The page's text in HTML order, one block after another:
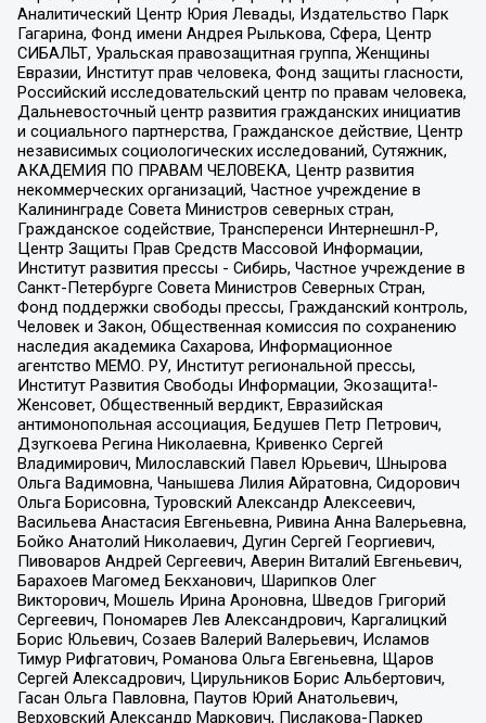
Аналитический Центр Юрия Левады, Издательство Парк
Гагарина, Фонд имени Андрея Рылькова, Сфера, Центр
СИБАЛЬТ, Уральская правозащитная группа, Женщины
Евразии, Институт прав человека, Фонд защиты гласности,
Российский исследовательский центр по правам человека,
Дальневосточный центр развития гражданских инициатив
и социального партнерства, Гражданское действие, Центр
независимых социологических исследований, Сутяжник,
АКАДЕМИЯ ПО ПРАВАМ ЧЕЛОВЕКА, Центр развития
некоммерческих организаций, Частное учреждение в
Калининграде Совета Министров северных стран,
Гражданское содействие, Трансперенси Интернешнл-Р,
Центр Защиты Прав Средств Массовой Информации,
Институт развития прессы - Сибирь, Частное учреждение в
Санкт-Петербурге Совета Министров Северных Стран,
Фонд поддержки свободы прессы, Гражданский контроль,
Человек и Закон, Общественная комиссия по сохранению
наследия академика Сахарова, Информационное
агентство МЕМО. РУ, Институт региональной прессы,
Институт Развития Свободы Информации, Экозащита!-
Женсовет, Общественный вердикт, Евразийская
антимонопольная ассоциация, Бедушев Петр Петрович,
Дзугкоева Регина Николаевна, Кривенко Сергей
Владимирович, Милославский Павел Юрьевич, Шнырова
Ольга Вадимовна, Чанышева Лилия Айратовна, Сидорович
Ольга Борисовна, Туровский Александр Алексеевич,
Васильева Анастасия Евгеньевна, Ривина Анна Валерьевна,
Бойко Анатолий Николаевич, Дугин Сергей Георгиевич,
Пивоваров Андрей Сергеевич, Аверин Виталий Евгеньевич,
Барахоев Магомед Бекханович, Шарипков Олег
Викторович, Мошель Ирина Ароновна, Шведов Григорий
Сергеевич, Пономарев Лев Александрович, Каргалицкий
Борис Юльевич, Созаев Валерий Валерьевич, Исламов
Тимур Рифгатович, Романова Ольга Евгеньевна, Щаров
Сергей Алексадрович, Цирульников Борис Альбертович,
Гасан Ольга Павловна, Паутов Юрий Анатольевич,
Верховский Александр Маркович, Пислакова-Паркер